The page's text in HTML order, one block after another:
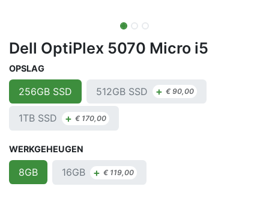
Dell OptiPlex 5070 Micro i5
OPSLAG
256GB SSD 512GB SSD + €90,00
1TB SSD + € 170,00
WERKGEHEUGEN
8GB 16GB + € 119,00